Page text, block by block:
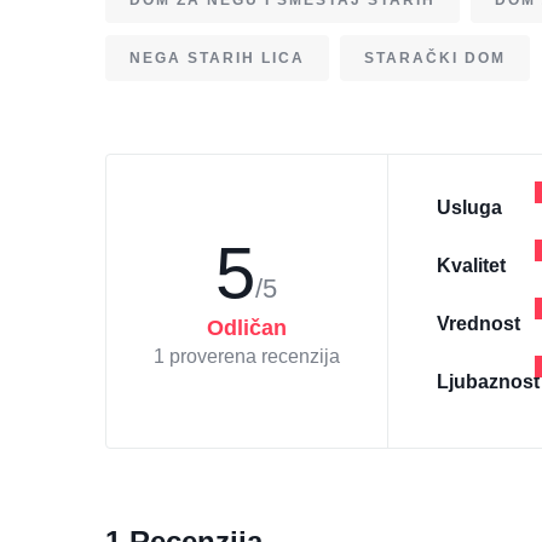
NEGA STARIH LICA STARAČKI DOM
5/5
Odličan
1 proverena recenzija
Usluga
Kvalitet
Vrednost
Ljubaznost